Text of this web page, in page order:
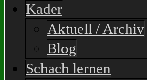
Kader
Aktuell / Archiv
Blog
Schach lernen